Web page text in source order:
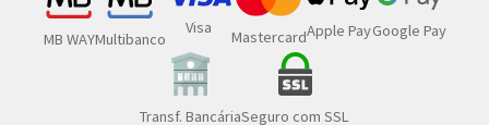
MB WAYMultibanco
Visa MastercardApple PayGoogle Pay
Transf. BancáriaSeguro com SSL